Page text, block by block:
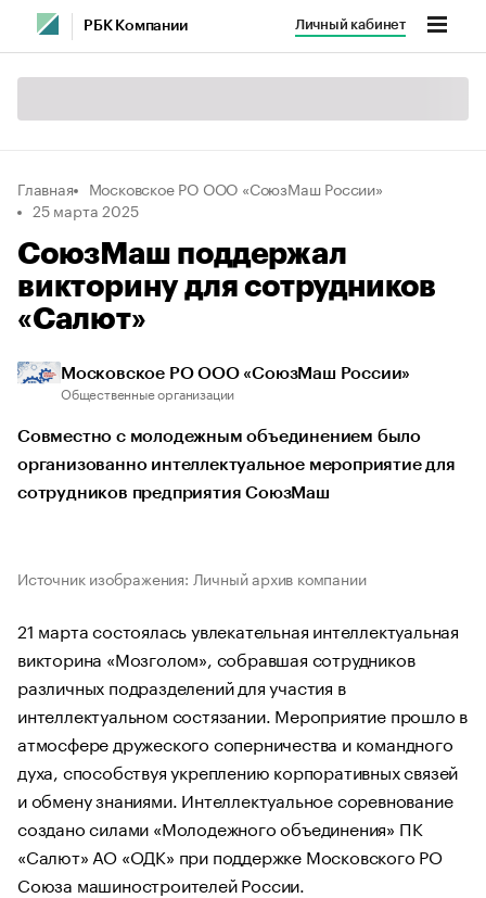
РБК Компании Личный кабинет
Главная
Московское РО ООО «СоюзМаш России»
25 марта 2025
СоюзМаш поддержал
викторину для сотрудников
«Салют»
Московское РО ООО «СоюзМаш России»
Общественные организации
Совместно с молодежным объединением было
организованно интеллектуальное мероприятие для
сотрудников предприятия СоюзМаш
Источник изображения: Личный архив компании
21 марта состоялась увлекательная интеллектуальная
викторина «Мозголом», собравшая сотрудников
различных подразделений для участия в
интеллектуальном состязании. Мероприятие прошло в
атмосфере дружеского соперничества и командного
духа, способствуя укреплению корпоративных связей
и обмену знаниями. Интеллектуальное соревнование
создано силами «Молодежного объединения» ПК
«Салют» АО «ОДК» при поддержке Московского РО
Союза машиностроителей России.